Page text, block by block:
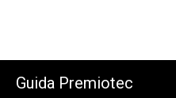
Guida Premiotec